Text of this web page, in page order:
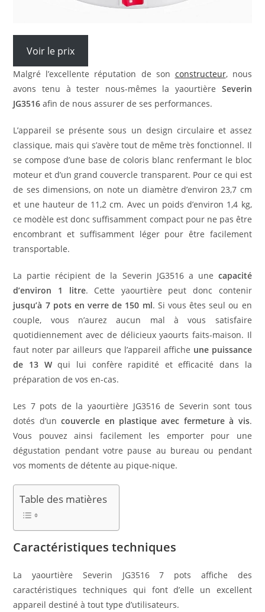
Voir le prix
Malgré l’excellente réputation de son constructeur, nous
avons tenu à tester nous-mêmes la yaourtière Severin
JG3516 afin de nous assurer de ses performances.
L’appareil se présente sous un design circulaire et assez
classique, mais qui s’avère tout de même très fonctionnel. Il
se compose d’une base de coloris blanc renfermant le bloc
moteur et d’un grand couvercle transparent. Pour ce qui est
de ses dimensions, on note un diamètre d’environ 23,7 cm
et une hauteur de 11,2 cm. Avec un poids d’environ 1,4 kg,
ce modèle est donc suffisamment compact pour ne pas être
encombrant et suffisamment léger pour être facilement
transportable.
La partie récipient de la Severin JG3516 a une capacité
d’environ 1 litre. Cette yaourtière peut donc contenir
jusqu’à 7 pots en verre de 150 ml. Si vous êtes seul ou en
couple, vous n’aurez aucun mal à vous satisfaire
quotidiennement avec de délicieux yaourts faits-maison. Il
faut noter par ailleurs que l’appareil affiche une puissance
de 13 Wqui lui confère rapidité et efficacité dans la
préparation de vos en-cas.
Les 7 pots de la yaourtière JG3516 de Severin sont tous
dotés d’uncouvercle en plastique avec fermeture à vis.
Vous pouvez ainsi facilement les emporter pour une
dégustation pendant votre pause au bureau ou pendant
vos moments de détente au pique-nique.
Table des matières
Caractéristiques techniques
La yaourtière Severin JG3516 7 pots affiche des
caractéristiques techniques qui font d’elle un excellent
appareil destiné à tout type d’utilisateurs.